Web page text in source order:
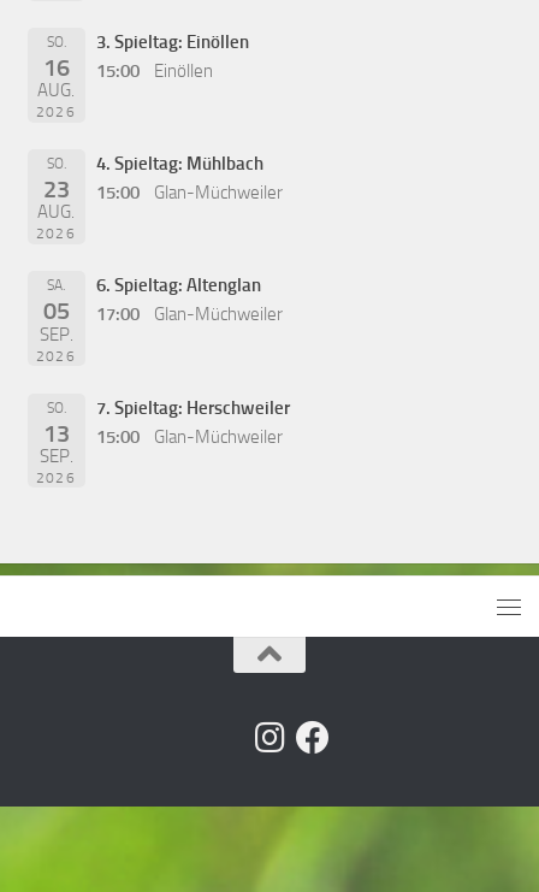
SO.
16
AUG.
2026
3. Spieltag: Einöllen
15:00
Einöllen
SO.
23
AUG.
2026
4. Spieltag: Mühlbach
15:00
Glan-Müchweiler
SA.
05
SEP.
2026
6. Spieltag: Altenglan
17:00
Glan-Müchweiler
SO.
13
SEP.
2026
7. Spieltag: Herschweiler
15:00
Glan-Müchweiler